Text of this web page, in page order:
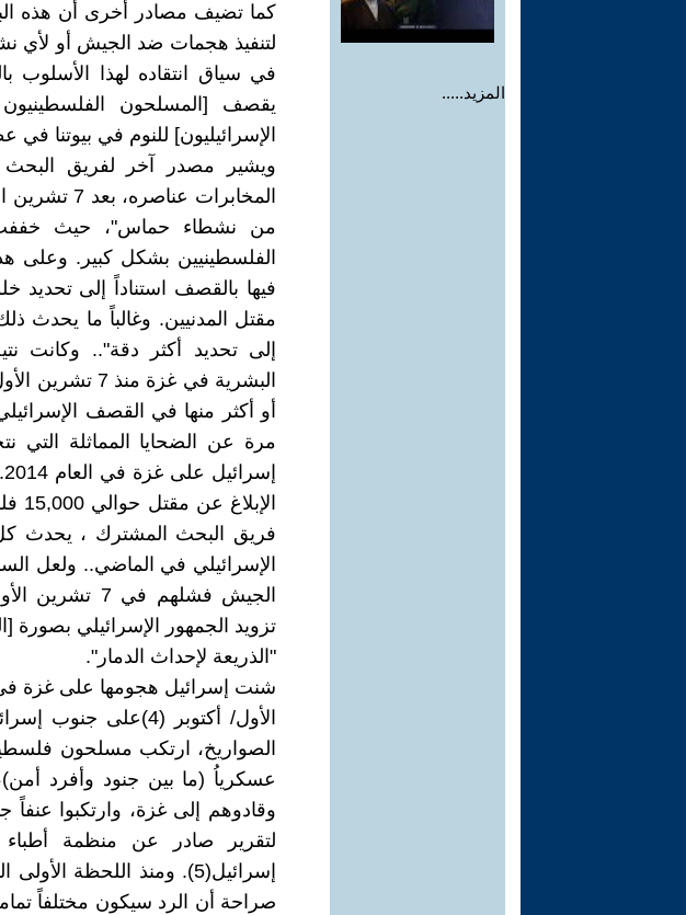
المزيد.....
كما تضيف مصادر أخرى أن هذه
لتنفيذ هجمات ضد الجيش أو لأي
في سياق انتقاده لهذا الأسلوب
يقصف [المسلحون الفلسطينيون
الإسرائيليون] للنوم في بيوتنا في
ويشير مصدر آخر لفريق البحث
المخابرات
من نشطاء حماس"، حيث خففت
الفلسطينيين بشكل كبير. وعلى
فيها بالقصف استناداً إلى
مقتل المدنيين. وغالباً ما يحدث
إلى تحديد أكثر دقة".. وكانت
مرة عن الضحايا المماثلة التي
فريق البحث المشترك ، يحدث كل
الإسرائيلي في الماضي.. ولعل
الجيش فشلهم
تزويد الجمهور الإسرائيلي بصورة
"الذريعة لإحداث الدمار".
الأول/ أكتوبر
وقادوهم إلى غزة، وارتكبوا
لتقرير صادر عن منظمة
إسرائيل(5). ومنذ اللحظة
صراحة أن الرد سيكون مختلفاً